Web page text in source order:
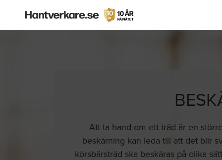
Att ta hand om ett träd är en
beskärning kan leda till att det blir
körsbärsträd ska beskäras på olika